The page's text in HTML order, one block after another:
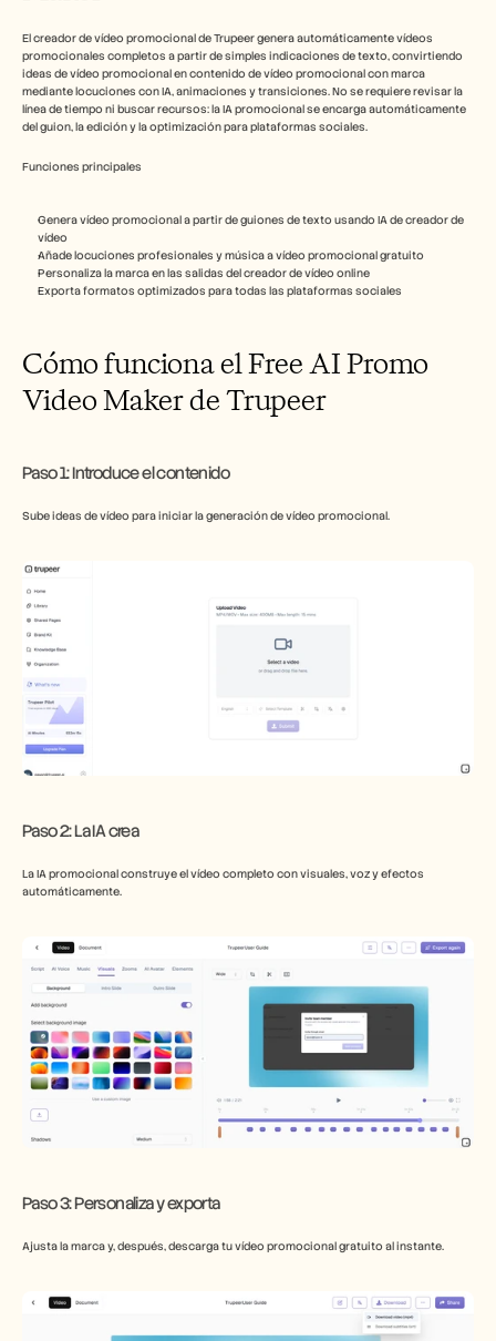
El creador de vídeo promocional de Trupeer genera automáticamente vídeos
promocionales completos a partir de simples indicaciones de texto, convirtiendo
ideas de vídeo promocional en contenido de vídeo promocional con marca
mediante locuciones con IA, animaciones y transiciones. No se requiere revisar la
línea de tiempo ni buscar recursos: la IA promocional se encarga automáticamente
del guion, la edición y la optimización para plataformas sociales.​
Funciones principales
Genera vídeo promocional a partir de guiones de texto usando IA de creador de
vídeo
Añade locuciones profesionales y música a vídeo promocional gratuito
Personaliza la marca en las salidas del creador de vídeo online
Exporta formatos optimizados para todas las plataformas sociales​
Cómo funciona el Free AI Promo
Video Maker de Trupeer
Paso 1: Introduce el contenido
Sube ideas de vídeo para iniciar la generación de vídeo promocional.
​Paso 2: La IA crea
La IA promocional construye el vídeo completo con visuales, voz y efectos
automáticamente.
​Paso 3: Personaliza y exporta
Ajusta la marca y, después, descarga tu vídeo promocional gratuito al instante.